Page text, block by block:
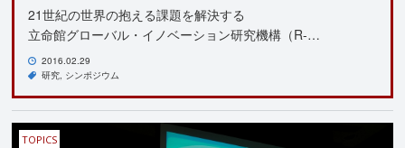
21世紀の世界の抱える課題を解決する
立命館グローバル・イノベーション研究機構（R-…
2016.02.29
研究 シンポジウム
TOPICS